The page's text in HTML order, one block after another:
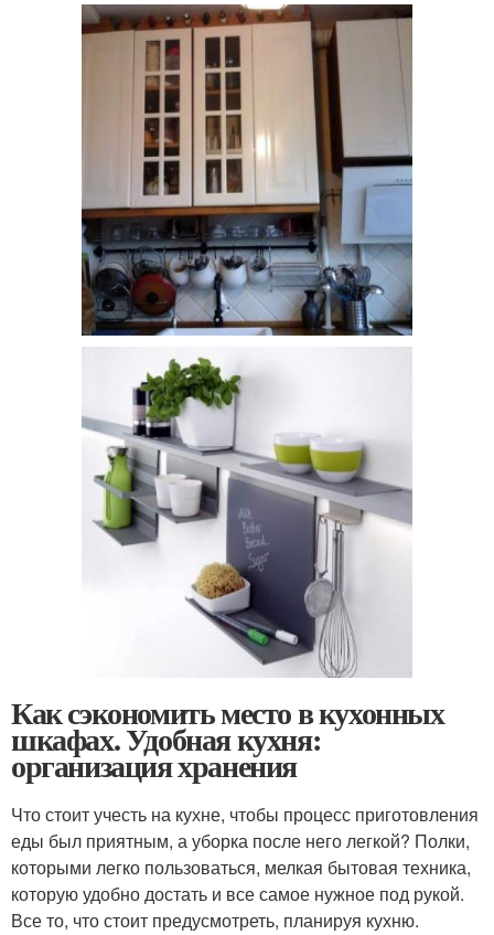
Как сэкономить место в кухонных
шкафах. Удобная кухня:
организация хранения
Что стоит учесть на кухне, чтобы процесс приготовления
еды был приятным, а уборка после него легкой? Полки,
которыми легко пользоваться, мелкая бытовая техника,
которую удобно достать и все самое нужное под рукой.
Все то, что стоит предусмотреть, планируя кухню.